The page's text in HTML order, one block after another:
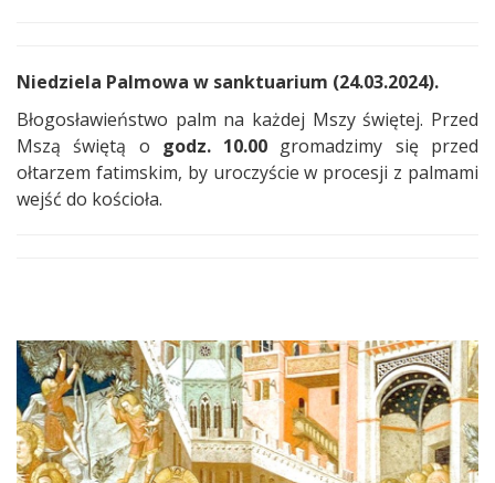
Niedziela Palmowa w sanktuarium (24.03.2024).
Błogosławieństwo palm na każdej Mszy świętej. Przed
Mszą świętą o godz. 10.00 gromadzimy się przed
ołtarzem fatimskim, by uroczyście w procesji z palmami
wejść do kościoła.